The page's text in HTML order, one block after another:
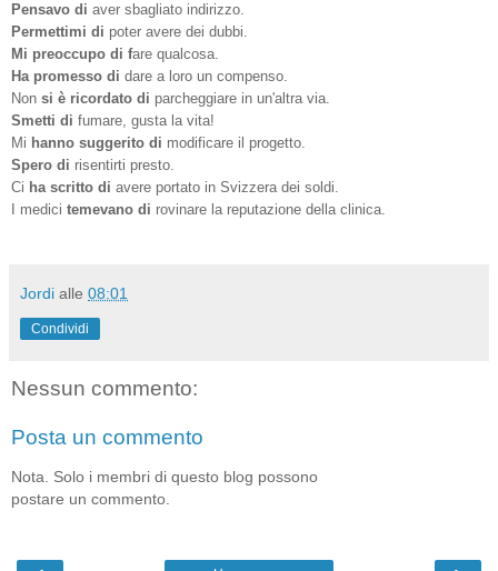
Pensavo di aver sbagliato indirizzo.
Permettimi di poter avere dei dubbi.
Mi preoccupo di fare qualcosa.
Ha promesso di dare a loro un compenso.
Non si è ricordato di parcheggiare in un'altra via.
Smetti di fumare, gusta la vita!
Mi hanno suggerito di modificare il progetto.
Spero di risentirti presto.
Ci ha scritto di avere portato in Svizzera dei soldi.
I medici temevano di rovinare la reputazione della clinica.
Jordi alle 08:01
Condividi
Nessun commento:
Posta un commento
Nota. Solo i membri di questo blog possono
postare un commento.